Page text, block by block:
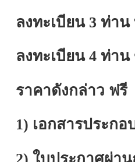
ลงทะเบียน 3 ท่า
ลงทะเบียน 4 ท่า
ราคาดังกล่าว ฟรี
1) เอกสารประก